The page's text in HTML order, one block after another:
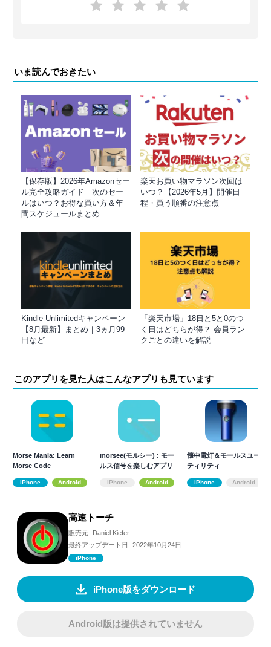
いま読んでおきたい
【保存版】2026年Amazonセー
ル完全攻略ガイド｜次のセー
ルはいつ？お得な買い方＆年
間スケジュールまとめ
楽天お買い物マラソン次回は
いつ？【2026年5月】開催日
程・買う順番の注意点
Kindle Unlimitedキャンペーン
【8月最新】まとめ｜3ヵ月99
円など
「楽天市場」18日と5と0のつ
く日はどちらが得？ 会員ラン
クごとの違いを解説
このアプリを見た人はこんなアプリも見ています
Morse Mania: Learn
Morse Code
iPhone Android
morsee(モルシー) : モー
ルス信号を楽しむアプリ
iPhone Android
懐中電灯＆モールスユー
ティリティ
iPhone Android
高速トーチ
販売元: Daniel Kiefer
最終アップデート日: 2022年10月24日
iPhone
iPhone版をダウンロード
Android版は提供されていません